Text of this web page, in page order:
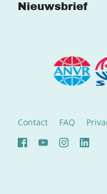
Nieuwsbrief
Contact FAQ